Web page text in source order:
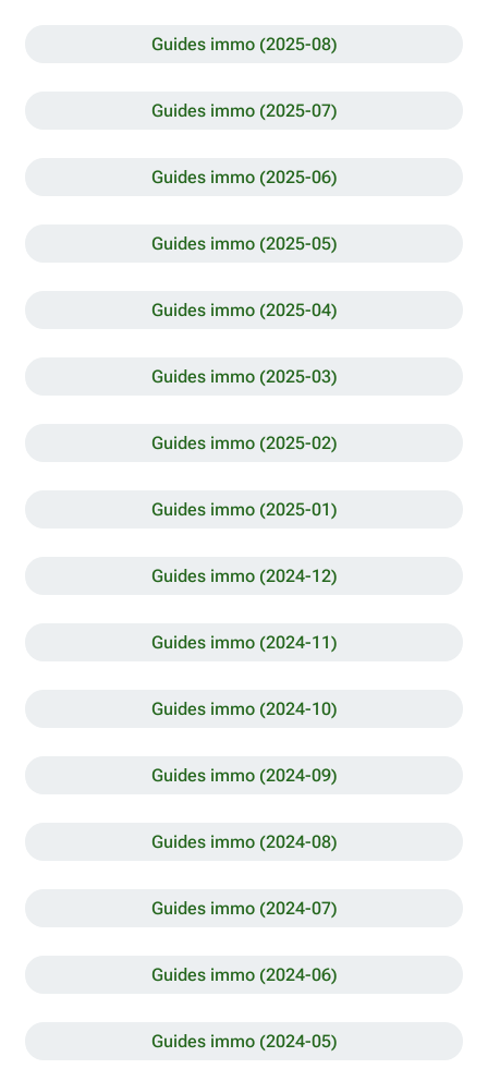
Guides immo (2025-08)
Guides immo (2025-07)
Guides immo (2025-06)
Guides immo (2025-05)
Guides immo (2025-04)
Guides immo (2025-03)
Guides immo (2025-02)
Guides immo (2025-01)
Guides immo (2024-12)
Guides immo (2024-11)
Guides immo (2024-10)
Guides immo (2024-09)
Guides immo (2024-08)
Guides immo (2024-07)
Guides immo (2024-06)
Guides immo (2024-05)